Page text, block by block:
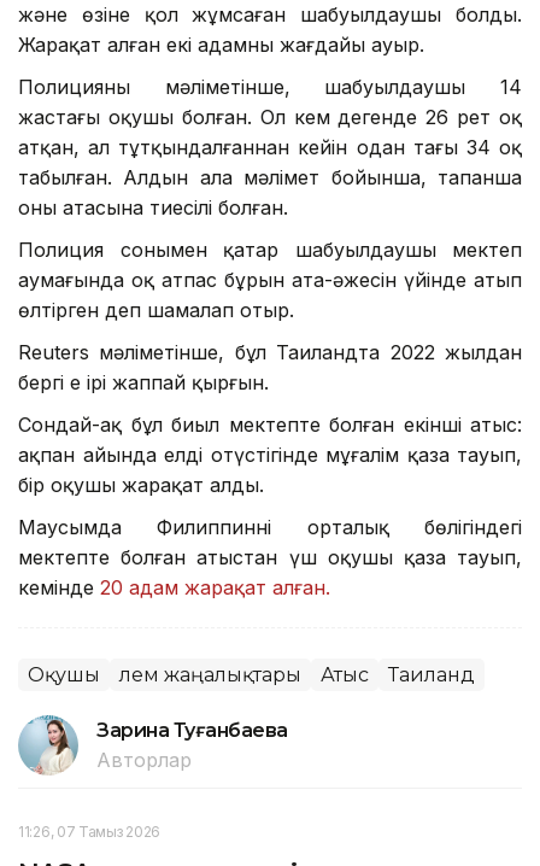
және өзіне қол жұмсаған шабуылдаушы болды.
Жарақат алған екі адамның жағдайы ауыр.
Полицияның мәліметінше, шабуылдаушы 14
жастағы оқушы болған. Ол кем дегенде 26 рет оқ
атқан, ал тұтқындалғаннан кейін одан тағы 34 оқ
табылған. Алдын ала мәлімет бойынша, тапанша
оның атасына тиесілі болған.
Полиция сонымен қатар шабуылдаушы мектеп
аумағында оқ атпас бұрын ата-әжесін үйінде атып
өлтірген деп шамалап отыр.
Reuters мәліметінше, бұл Таиландта 2022 жылдан
бергі ең ірі жаппай қырғын.
Сондай-ақ бұл биыл мектепте болған екінші атыс:
ақпан айында елдің оңтүстігінде мұғалім қаза тауып,
бір оқушы жарақат алды.
Маусымда Филиппиннің орталық бөлігіндегі
мектепте болған атыстан үш оқушы қаза тауып,
кемінде 20 адам жарақат алған.
Оқушы Әлем жаңалықтары Атыс Таиланд
Зарина Туғанбаева
Авторлар
11:26, 07 Тамыз 2026